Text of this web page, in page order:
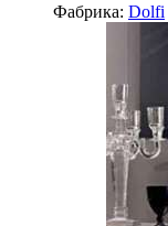
Фабрика: Dolfi